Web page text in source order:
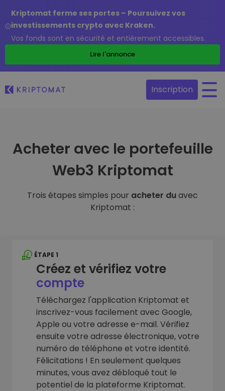
Kriptomat ferme ses portes – Poursuivez vos
investissements crypto avec Kraken.
Vos fonds sont en sécurité et entièrement accessibles.
Lire l'annonce
Inscription
Acheter avec le portefeuille
Web3 Kriptomat
Trois étapes simples pour acheter duavec
Kriptomat :
ÉTAPE 1
Créez et vérifiez votre
compte
Téléchargez l'application Kriptomat et
inscrivez-vous facilement avec Google,
Apple ou votre adresse e-mail. Vérifiez
ensuite votre adresse électronique, votre
numéro de téléphone et votre identité.
Félicitations ! En seulement quelques
minutes, vous avez débloqué tout le
potentiel de la plateforme Kriptomat.